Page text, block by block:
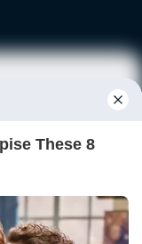
Daftar